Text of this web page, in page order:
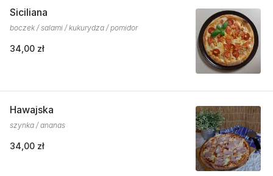
Siciliana
boczek / salami / kukurydza / pomidor
34,00 zł
Hawajska
szynka / ananas
34,00 zł